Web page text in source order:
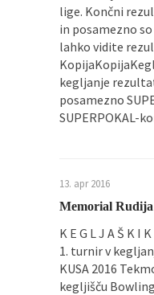
Pričela se je
Mini olimpijada
Športna zveza
lige. Končni
in posamezno
lahko vidite
kegljanje
posamezno
SUPERPOKAL-
13. apr 2016
Memorial
K E G L J A Š K I
1. turnir v
KUSA 2016
kegljišču